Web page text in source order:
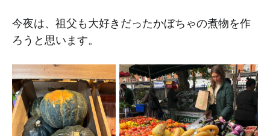
今夜は、祖父も大好きだったかぼちゃの煮物を作
ろうと思います。